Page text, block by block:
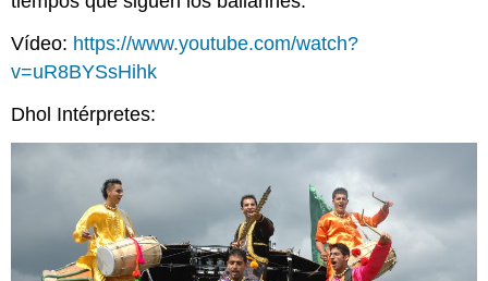
Vídeo: https://www.youtube.com/watch?
v=uR8BYSsHihk
Dhol Intérpretes: